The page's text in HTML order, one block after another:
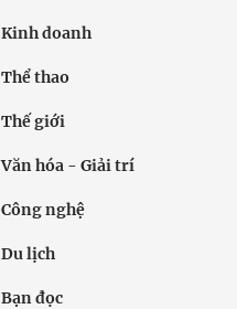
Kinh doanh
Thể thao
Thế giới
Văn hóa - Giải trí
Công nghệ
Du lịch
Bạn đọc